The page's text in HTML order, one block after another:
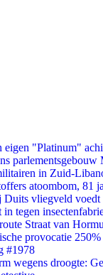
"Platinum"
parlementsgebouw
in Zuid-
atoombom, 81
vliegveld voedt
tegen
Straat van
provocatie
#1978
wegens droogte: